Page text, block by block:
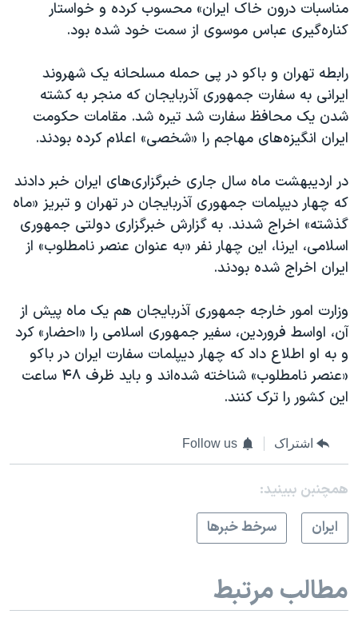
مناسبات درون خاک ایران» محسوب کرده و خواستار
کناره‌گیری عباس موسوی از سمت خود شده بود.
رابطه تهران و باکو در پی حمله مسلحانه یک شهروند
ایرانی به سفارت جمهوری آذربایجان که منجر به کشته
شدن یک محافظ سفارت شد تیره شد. مقامات حکومت
ایران انگیزه‌های مهاجم را «شخصی» اعلام کرده بودند.
در اردیبهشت ماه سال جاری خبرگزاری‌های ایران خبر دادند
که چهار دیپلمات جمهوری آذربایجان در تهران و تبریز «ماه
گذشته» اخراج شدند. به گزارش خبرگزاری دولتی جمهوری
اسلامی، ایرنا، این چهار نفر «به عنوان عنصر نامطلوب» از
ایران اخراج شده بودند.
وزارت امور خارجه جمهوری آذربایجان هم یک ماه پیش از
آن، اواسط فروردین، سفیر جمهوری اسلامی را «احضار» کرد
و به او اطلاع داد که چهار دیپلمات سفارت ایران در باکو
«عنصر نامطلوب» شناخته شده‌اند و باید ظرف ۴۸ ساعت
این کشور را ترک کنند.
اشتراک Follow us
همچنبن ببینید:
ايران
سرخط خبرها
مطالب مرتبط